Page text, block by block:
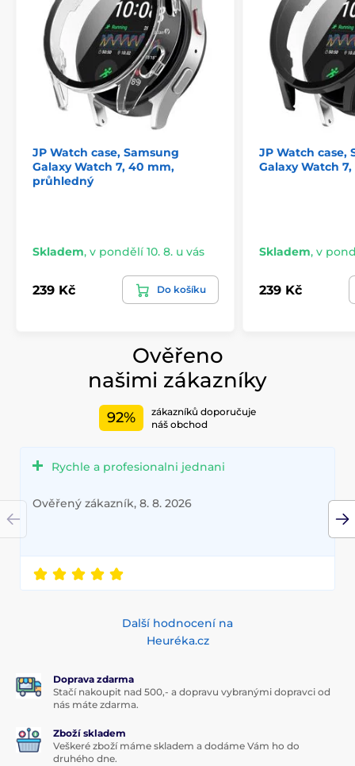
Watch
JP Watch case, Samsung
Galaxy Watch 7, 40 mm,
průhledný
Skladem, v pondělí 10. 8. u vás
239 Kč Do košíku
JP Watch case,
Galaxy Watch
Skladem, v
239 Kč
Ověřeno
našimi zákazníky
92%
zákazníků doporučuje
náš obchod
Rychle a profesionalni jednani
Ověřený zákazník, 8. 8. 2026
Další hodnocení na
Heuréka.cz
Doprava zdarma
Stačí nakoupit nad 500,- a dopravu vybranými dopravci od
nás máte zdarma.
Zboží skladem
Veškeré zboží máme skladem a dodáme Vám ho do
druhého dne.